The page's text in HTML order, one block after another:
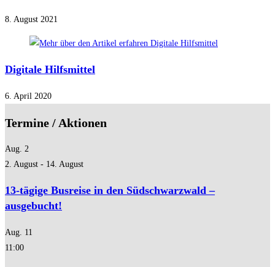
8. August 2021
Digitale Hilfsmittel
6. April 2020
Termine / Aktionen
Aug. 2
2. August - 14. August
13-tägige Busreise in den Südschwarzwald –
ausgebucht!
Aug. 11
11:00